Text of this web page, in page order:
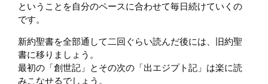
ということを自分のペースに合わせて毎日続けていくの
です。
新約聖書を全部通して二回ぐらい読んだ後には、旧約聖
書に移りましょう。
最初の「創世記」とその次の「出エジプト記」は楽に読
みこなせるでしょう。